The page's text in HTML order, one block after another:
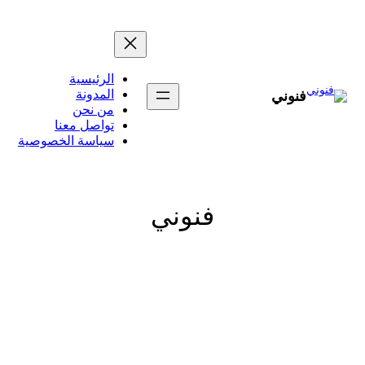
فنوني
الرئيسية
المدونة
من نحن
تواصل معنا
سياسة الخصوصية
فنوني